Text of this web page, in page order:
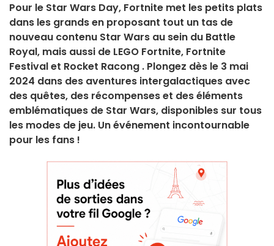
Pour le Star Wars Day, Fortnite met les petits plats
dans les grands en proposant tout un tas de
nouveau contenu Star Wars au sein du Battle
Royal, mais aussi de LEGO Fortnite, Fortnite
Festival et Rocket Racong . Plongez dès le 3 mai
2024 dans des aventures intergalactiques avec
des quêtes, des récompenses et des éléments
emblématiques de Star Wars, disponibles sur tous
les modes de jeu. Un événement incontournable
pour les fans !